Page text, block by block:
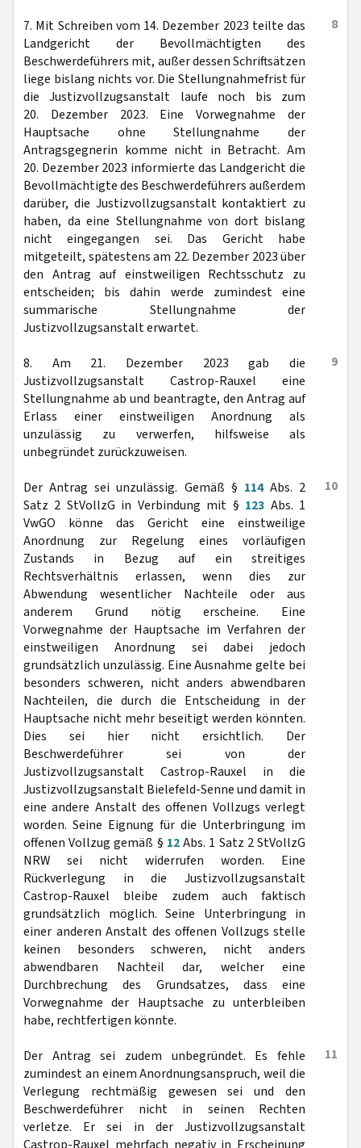
8
7. Mit Schreiben vom 14. Dezember 2023 teilte das
Landgericht der Bevollmächtigten des
Beschwerdeführers mit, außer dessen Schriftsätzen
liege bislang nichts vor. Die Stellungnahmefrist für
die Justizvollzugsanstalt laufe noch bis zum
20. Dezember 2023. Eine Vorwegnahme der
Hauptsache ohne Stellungnahme der
Antragsgegnerin komme nicht in Betracht. Am
20. Dezember 2023 informierte das Landgericht die
Bevollmächtigte des Beschwerdeführers außerdem
darüber, die Justizvollzugsanstalt kontaktiert zu
haben, da eine Stellungnahme von dort bislang
nicht eingegangen sei. Das Gericht habe
mitgeteilt, spätestens am 22. Dezember 2023 über
den Antrag auf einstweiligen Rechtsschutz zu
entscheiden; bis dahin werde zumindest eine
summarische Stellungnahme der
Justizvollzugsanstalt erwartet.
9
8. Am 21. Dezember 2023 gab die
Justizvollzugsanstalt Castrop-Rauxel eine
Stellungnahme ab und beantragte, den Antrag auf
Erlass einer einstweiligen Anordnung als
unzulässig zu verwerfen, hilfsweise als
unbegründet zurückzuweisen.
10
Der Antrag sei unzulässig. Gemäß § 114Abs. 2
Satz 2 StVollzG in Verbindung mit § 123 Abs. 1
VwGO könne das Gericht eine einstweilige
Anordnung zur Regelung eines vorläufigen
Zustands in Bezug auf ein streitiges
Rechtsverhältnis erlassen, wenn dies zur
Abwendung wesentlicher Nachteile oder aus
anderem Grund nötig erscheine. Eine
Vorwegnahme der Hauptsache im Verfahren der
einstweiligen Anordnung sei dabei jedoch
grundsätzlich unzulässig. Eine Ausnahme gelte bei
besonders schweren, nicht anders abwendbaren
Nachteilen, die durch die Entscheidung in der
Hauptsache nicht mehr beseitigt werden könnten.
Dies sei hier nicht ersichtlich. Der
Beschwerdeführer sei von der
Justizvollzugsanstalt Castrop-Rauxel in die
Justizvollzugsanstalt Bielefeld-Senne und damit in
eine andere Anstalt des offenen Vollzugs verlegt
worden. Seine Eignung für die Unterbringung im
offenen Vollzug gemäß § 12Abs. 1 Satz 2 StVollzG
NRW sei nicht widerrufen worden. Eine
Rückverlegung in die Justizvollzugsanstalt
Castrop-Rauxel bleibe zudem auch faktisch
grundsätzlich möglich. Seine Unterbringung in
einer anderen Anstalt des offenen Vollzugs stelle
keinen besonders schweren, nicht anders
abwendbaren Nachteil dar, welcher eine
Durchbrechung des Grundsatzes, dass eine
Vorwegnahme der Hauptsache zu unterbleiben
habe, rechtfertigen könnte.
11
Der Antrag sei zudem unbegründet. Es fehle
zumindest an einem Anordnungsanspruch, weil die
Verlegung rechtmäßig gewesen sei und den
Beschwerdeführer nicht in seinen Rechten
verletze. Er sei in der Justizvollzugsanstalt